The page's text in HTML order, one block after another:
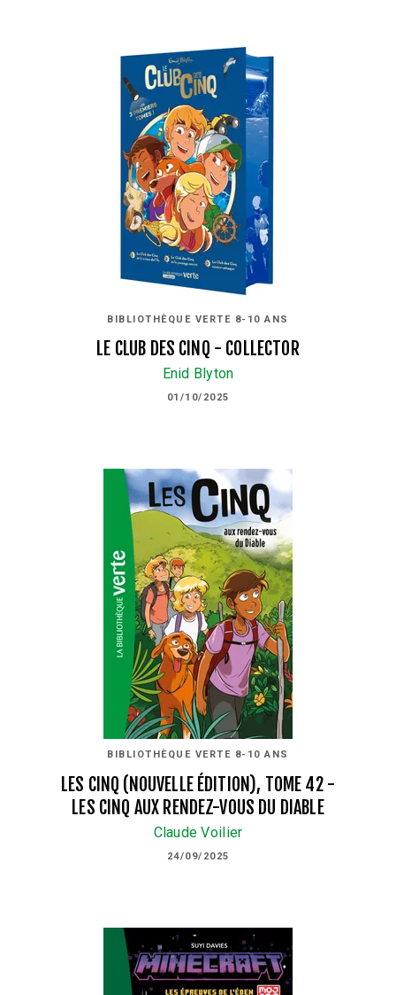
BIBLIOTHÈQUE VERTE 8-10 ANS
LE CLUB DES CINQ - COLLECTOR
Enid Blyton
01/10/2025
BIBLIOTHÈQUE VERTE 8-10 ANS
LES CINQ (NOUVELLE ÉDITION), TOME 42 -
LES CINQ AUX RENDEZ-VOUS DU DIABLE
Claude Voilier
24/09/2025